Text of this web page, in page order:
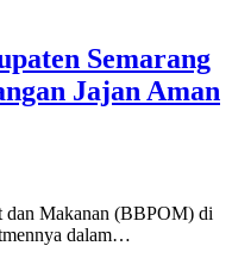
Semarang
Jajan Aman
dan Makanan (BBPOM) di
dalam…